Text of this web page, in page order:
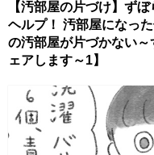
【汚部屋の片づけ】ず
ヘルプ！ 汚部屋になっ
の汚部屋が片づかない
ェアします～1】